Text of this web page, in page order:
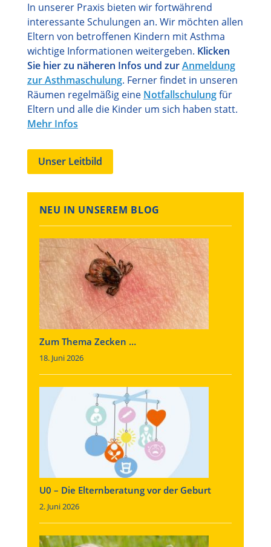
In unserer Praxis bieten wir fortwährend
interessante Schulungen an. Wir möchten allen
Eltern von betroffenen Kindern mit Asthma
wichtige Informationen weitergeben. Klicken
Sie hier zu näheren Infos und zurAnmeldung
zur Asthmaschulung. Ferner findet in unseren
Räumen regelmäßig eine Notfallschulungfür
Eltern und alle die Kinder um sich haben statt.
Mehr Infos
Unser Leitbild
NEU IN UNSEREM BLOG
Zum Thema Zecken …
18. Juni 2026
U0 – Die Elternberatung vor der Geburt
2. Juni 2026